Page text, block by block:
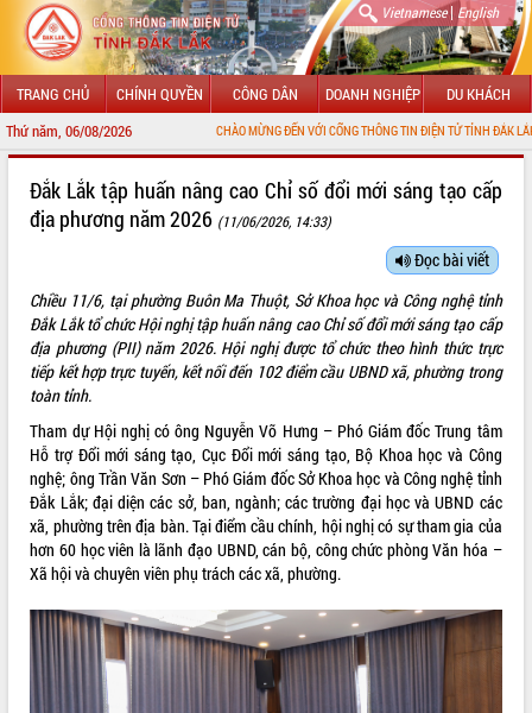
Vietnamese| English
TRANG CHỦ CHÍNH QUYỀN CÔNG DÂN DOANH NGHIỆP DU KHÁCH
Thứ năm, 06/08/2026 CHÀO MỪNG ĐẾN VỚI CỔNG THÔNG TIN ĐIỆN TỬ TỈNH ĐẮK LẮK
GIỚI THIỆU
LÃNH ĐẠO UBND TỈNH
SỞ, BAN, NGÀNH
UBND CÁC XÃ, PHƯỜNG
HỆ THỐNG VĂN BẢN
VĂN BẢN HĐND TỈNH
ĐIỂM TIN VĂN BẢN
QUY HOẠCH - KẾ HOẠCH
Đắk Lắk tập huấn nâng cao Chỉ số đổi mới sáng tạo cấp
địa phương năm 2026 (11/06/2026, 14:33)
Đọc bài viết
Chiều 11/6, tại phường Buôn Ma Thuột, Sở Khoa học và Công nghệ tỉnh
Đắk Lắk tổ chức Hội nghị tập huấn nâng cao Chỉ số đổi mới sáng tạo cấp
địa phương (PII) năm 2026. Hội nghị được tổ chức theo hình thức trực
tiếp kết hợp trực tuyến, kết nối đến 102 điểm cầu UBND xã, phường trong
toàn tỉnh.
Tham dự Hội nghị có ông Nguyễn Võ Hưng – Phó Giám đốc Trung tâm
Hỗ trợ Đổi mới sáng tạo, Cục Đổi mới sáng tạo, Bộ Khoa học và Công
nghệ; ông Trần Văn Sơn – Phó Giám đốc Sở Khoa học và Công nghệ tỉnh
Đắk Lắk; đại diện các sở, ban, ngành; các trường đại học và UBND các
xã, phường trên địa bàn. Tại điểm cầu chính, hội nghị có sự tham gia của
hơn 60 học viên là lãnh đạo UBND, cán bộ, công chức phòng Văn hóa –
Xã hội và chuyên viên phụ trách các xã, phường.